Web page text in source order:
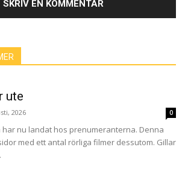
ute
2026 0
nu landat hos prenumeranterna. Denna
med ett antal rörliga filmer dessutom. Gillar